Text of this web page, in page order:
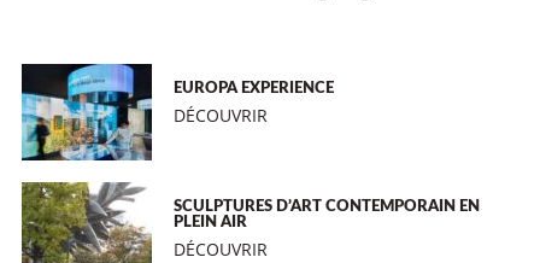
EUROPA EXPERIENCE
DÉCOUVRIR
SCULPTURES D’ART CONTEMPORAIN EN
PLEIN AIR
DÉCOUVRIR